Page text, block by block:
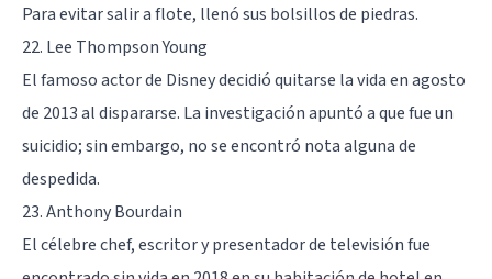
Para evitar salir a flote, llenó sus bolsillos de piedras.
22. Lee Thompson Young
El famoso actor de Disney decidió quitarse la vida en agosto
de 2013 al dispararse. La investigación apuntó a que fue un
suicidio; sin embargo, no se encontró nota alguna de
despedida.
23. Anthony Bourdain
El célebre chef, escritor y presentador de televisión fue